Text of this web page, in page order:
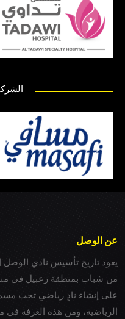
عن الوصل
من شباب بمنطقة زعبيل في
على إنشاء نادٍ رياضي تحت
الرياضية، ومن هذه الغرفة